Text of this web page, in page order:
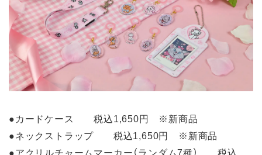
●カードケース 税込1,650円 ※新商品
●ネックストラップ 税込1,650円 ※新商品
●アクリルチャームマーカー（ランダム7種） 税込